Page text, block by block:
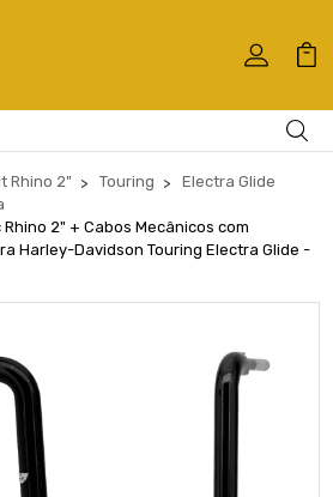
Rhino 2" Touring
Electra Glide
2" + Cabos Mecânicos com
Harley-Davidson Touring Electra Glide -